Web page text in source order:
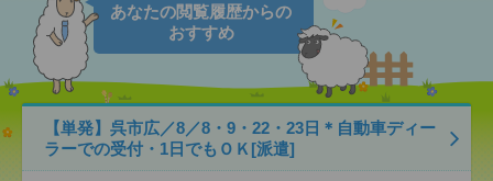
あなたの閲覧履歴からの
おすすめ
【単発】呉市広／8／8・9・22・23日＊自動車ディー
ラーでの受付・1日でもＯＫ[派遣]